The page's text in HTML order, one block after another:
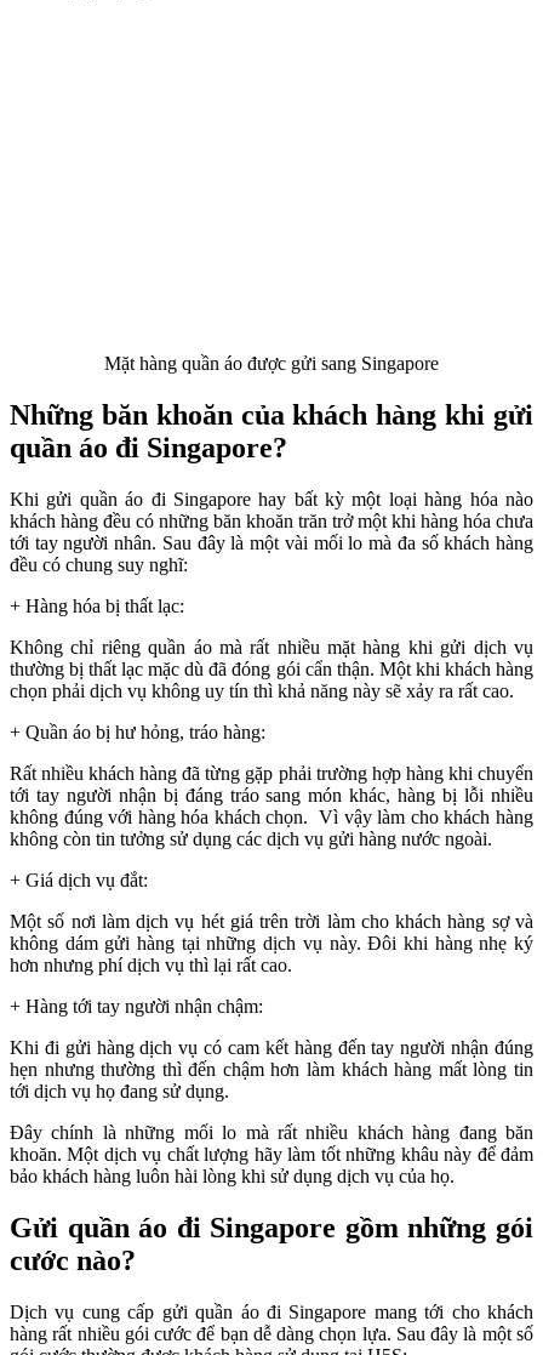
Mặt hàng quần áo được gửi sang Singapore
Những băn khoăn của khách hàng khi gửi
quần áo đi Singapore?
Khi gửi quần áo đi Singapore hay bất kỳ một loại hàng hóa nào
khách hàng đều có những băn khoăn trăn trở một khi hàng hóa chưa
tới tay người nhân. Sau đây là một vài mối lo mà đa số khách hàng
đều có chung suy nghĩ:
+ Hàng hóa bị thất lạc:
Không chỉ riêng quần áo mà rất nhiều mặt hàng khi gửi dịch vụ
thường bị thất lạc mặc dù đã đóng gói cẩn thận. Một khi khách hàng
chọn phải dịch vụ không uy tín thì khả năng này sẽ xảy ra rất cao.
+ Quần áo bị hư hỏng, tráo hàng:
Rất nhiều khách hàng đã từng gặp phải trường hợp hàng khi chuyển
tới tay người nhận bị đáng tráo sang món khác, hàng bị lỗi nhiều
không đúng với hàng hóa khách chọn. Vì vậy làm cho khách hàng
không còn tin tưởng sử dụng các dịch vụ gửi hàng nước ngoài.
+ Giá dịch vụ đắt:
Một số nơi làm dịch vụ hét giá trên trời làm cho khách hàng sợ và
không dám gửi hàng tại những dịch vụ này. Đôi khi hàng nhẹ ký
hơn nhưng phí dịch vụ thì lại rất cao.
+ Hàng tới tay người nhận chậm:
Khi đi gửi hàng dịch vụ có cam kết hàng đến tay người nhận đúng
hẹn nhưng thường thì đến chậm hơn làm khách hàng mất lòng tin
tới dịch vụ họ đang sử dụng.
Đây chính là những mối lo mà rất nhiều khách hàng đang băn
khoăn. Một dịch vụ chất lượng hãy làm tốt những khâu này để đảm
bảo khách hàng luôn hài lòng khi sử dụng dịch vụ của họ.
Gửi quần áo đi Singapore gồm những gói
cước nào?
Dịch vụ cung cấp gửi quần áo đi Singapore mang tới cho khách
hàng rất nhiều gói cước để bạn dễ dàng chọn lựa. Sau đây là một số